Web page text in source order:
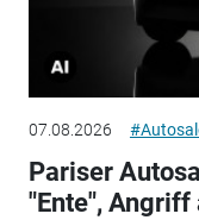
07.08.2026
Pariser
"Ente", Angriff